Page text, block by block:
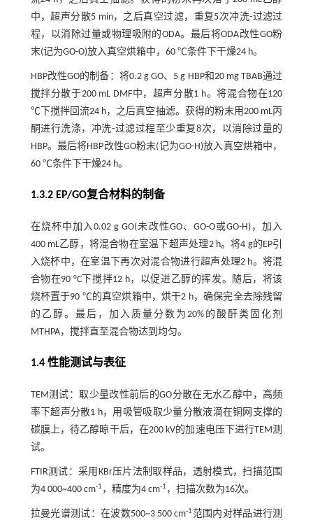
中，超声分散5 min，之后真空过滤，重复5次冲洗-过滤过
程，以消除过量或物理吸附的ODA。最后将ODA改性GO粉
末(记为GO-O)放入真空烘箱中，60 ℃条件下干燥24 h。
HBP改性GO的制备：将0.2 g GO、5 g HBP和20 mg TBAB通过
搅拌分散于200 mL DMF中，超声分散1 h。将混合物在120
℃下搅拌回流24 h，之后真空抽滤。获得的粉末用200 mL丙
酮进行洗涤，冲洗-过滤过程至少重复8次，以消除过量的
HBP。最后将HBP改性GO粉末(记为GO-H)放入真空烘箱中，
60 ℃条件下干燥24 h。
1.3.2 EP/GO复合材料的制备
在烧杯中加入0.02 g GO(未改性GO、GO-O或GO-H)，加入
400 mL乙醇，将混合物在室温下超声处理2 h。将4 g的EP引
入烧杯中，在室温下再次对混合物进行超声处理2 h。将混
合物在90 °C下搅拌12 h，以促进乙醇的挥发。随后，将该
烧杯置于90 ℃的真空烘箱中，烘干2 h，确保完全去除残留
的乙醇。最后，加入质量分数为20%的酸酐类固化剂
MTHPA，搅拌直至混合物达到均匀。
1.4 性能测试与表征
TEM测试：取少量改性前后的GO分散在无水乙醇中，高频
率下超声分散1 h，用吸管吸取少量分散液滴在铜网支撑的
碳膜上，待乙醇晾干后，在200 kV的加速电压下进行TEM测
试。
FTIR测试：采用KBr压片法制取样品，透射模式，扫描范围
为4 000~400 cm-1 ，精度为4 cm-1 ，扫描次数为16次。
拉曼光谱测试：在波数500~3 500 cm-1 范围内对样品进行测